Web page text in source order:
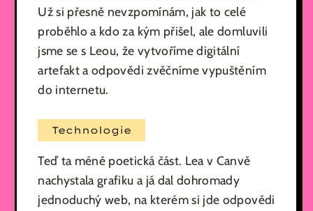
Už si přesně nevzpomínám, jak to celé
proběhlo a kdo za kým přišel, ale domluvili
jsme se s Leou, že vytvoříme digitální
artefakt a odpovědi zvěčníme vypuštěním
do internetu.
Technologie
Teď ta méně poetická část. Lea v Canvě
nachystala grafiku a já dal dohromady
jednoduchý web, na kterém si jde odpovědi